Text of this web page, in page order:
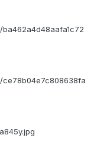
ce78b04e7c808638fa